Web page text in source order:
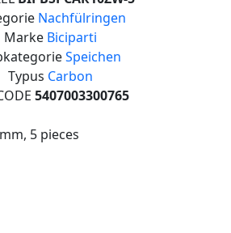
Nachfülringen
Marke Biciparti
Speichen
Typus Carbon
5407003300765
5 pieces